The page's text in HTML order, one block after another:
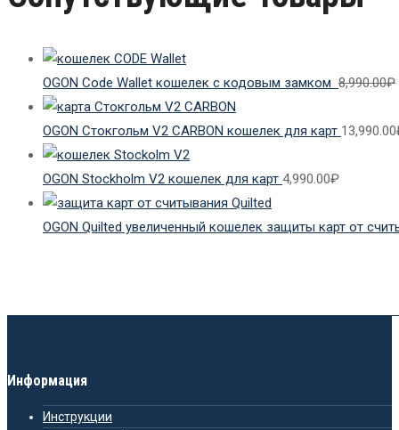
OGON Code Wallet кошелек с кодовым замком 8,990.00₽
OGON Стокгольм V2 CARBON кошелек для карт 13,990.00
OGON Stockholm V2 кошелек для карт 4,990.00₽
OGON Quilted увеличенный кошелек защиты карт от
Информация
Инструкции